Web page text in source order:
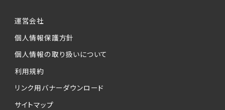
運営会社
個人情報保護方針
個人情報の取り扱いについて
利用規約
リンク用バナーダウンロード
サイトマップ